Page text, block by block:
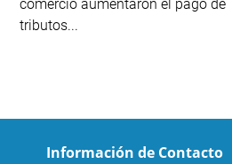
comercio aumentaron el pago de
tributos...
Información de Contacto